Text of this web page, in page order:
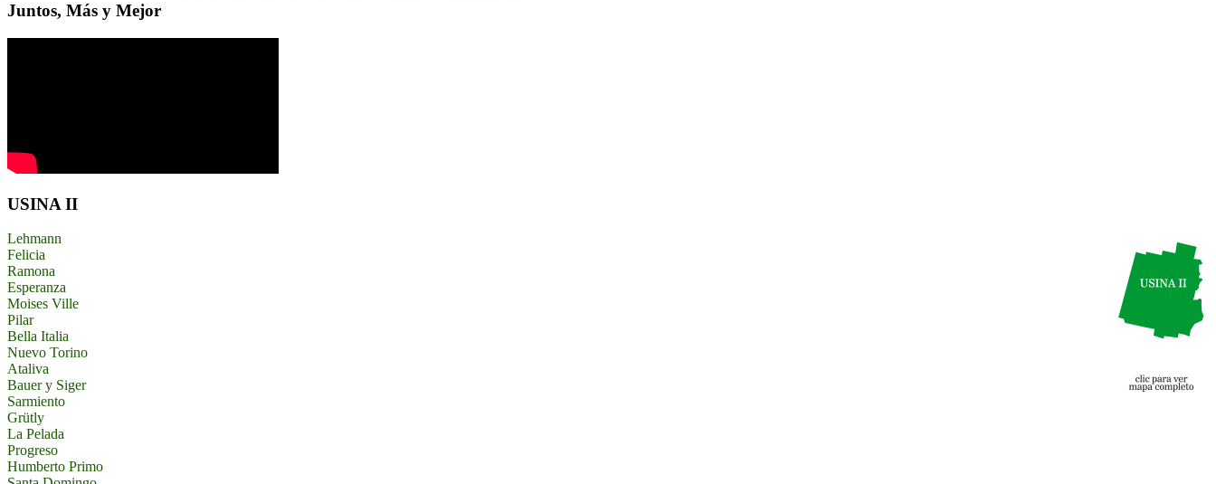
Juntos, Más y Mejor
USINA II
Lehmann
Felicia
Ramona
Esperanza
Moises Ville
Pilar
Bella Italia
Nuevo Torino
Ataliva
Bauer y Siger
Sarmiento
Grütly
La Pelada
Progreso
Humberto Primo